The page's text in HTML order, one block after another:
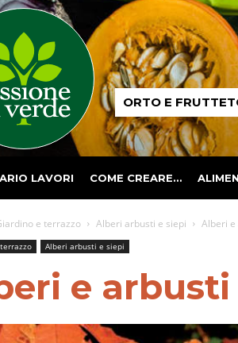
Passione
in ORTO E
LAVORI COME CREARE…
e terrazzo Alberi arbusti e siepi Alberi e
Alberi arbusti e siepi
e